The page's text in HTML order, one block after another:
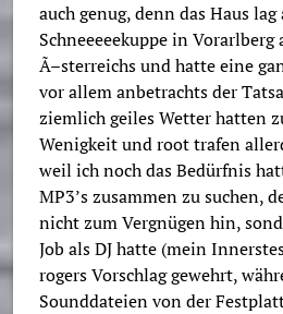
auch genug, denn das Haus
Schneeeeekuppe in
Ã–sterreichs und hatte eine
vor allem anbetrachts der
ziemlich geiles Wetter hatten
Wenigkeit und root trafen
weil ich noch das Bedürfnis
MP3’s zusammen zu suchen,
nicht zum Vergnügen hin,
Job als DJ hatte (mein
rogers Vorschlag gewehrt,
Sounddateien von der